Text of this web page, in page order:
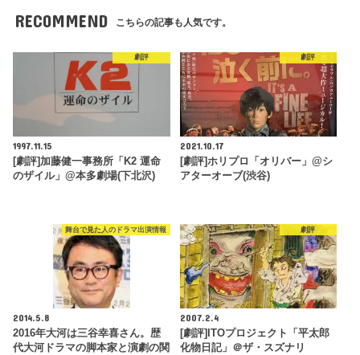
RECOMMEND こちらの記事も人気です。
劇評
1997.11.15
[劇評]加藤健一事務所「K2 運命
のザイル」@本多劇場(下北沢)
劇評
2021.10.17
[劇評]ホリプロ「オリバー」@シ
アターオーブ(渋谷)
舞台で見た人のドラマ出演情報
2014.5.8
2016年大河は三谷幸喜さん。歴
代大河ドラマの脚本家と演劇の関
劇評
2007.2.4
[劇評]ITOプロジェクト「平太郎
化物日記」＠ザ・スズナリ